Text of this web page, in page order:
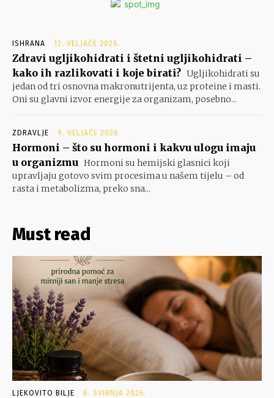
ISHRANA 12. VELJAČE 2026.
Zdravi ugljikohidrati i štetni ugljikohidrati –
kako ih razlikovati i koje birati? Ugljikohidrati su
jedan od tri osnovna makronutrijenta, uz proteine i masti.
Oni su glavni izvor energije za organizam, posebno...
ZDRAVLJE 9. VELJAČE 2026.
Hormoni – što su hormoni i kakvu ulogu imaju
u organizmu Hormoni su hemijski glasnici koji
upravljaju gotovo svim procesima u našem tijelu – od
rasta i metabolizma, preko sna...
Must read
LJEKOVITO BILJE 6. SVIBNJA 2026.